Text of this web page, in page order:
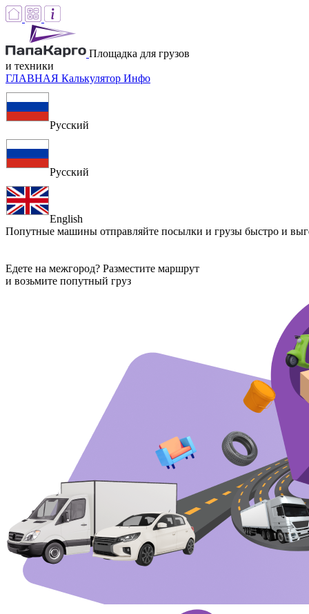
Площадка для грузов
и техники
ГЛАВНАЯ Калькулятор Инфо
Русский
Русский
English
Попутные машины отправляйте посылки и грузы быстро и
Едете на межгород? Разместите маршрут
и возьмите попутный груз